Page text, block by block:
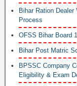
Bihar Ration
Process
OFSS Bihar Board
Bihar Post Matric
BPSSC Company
Eligibility & Exam